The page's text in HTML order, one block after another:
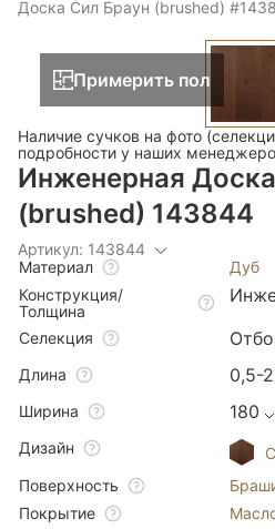
Доска Сил Браун (brushed)
Примерить пол
Наличие сучков на фото
подробности у наших
Инженерная
(brushed) 143844
Артикул: 143844
Материал
Дуб
Конструкция/
Толщина
Селекция
Длина 0,5-
Ширина 180
Дизайн
Поверхность
Покрытие